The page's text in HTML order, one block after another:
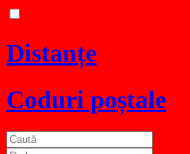
Distanțe
Coduri poștale